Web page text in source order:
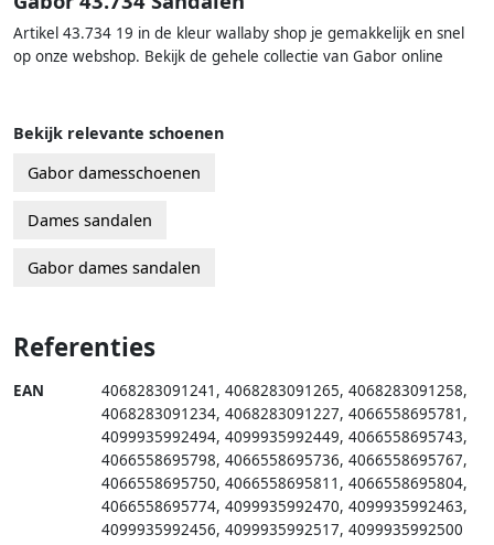
Artikel 43.734 19 in de kleur wallaby shop je gemakkelijk en snel
op onze webshop. Bekijk de gehele collectie van Gabor online
Bekijk relevante schoenen
Gabor damesschoenen
Dames sandalen
Gabor dames sandalen
Referenties
EAN 4068283091241 , 4068283091265, 4068283091258,
4068283091234, 4068283091227, 4066558695781 ,
4099935992494, 4099935992449, 4066558695743,
4066558695798, 4066558695736, 4066558695767,
4066558695750, 4066558695811 , 4066558695804,
4066558695774, 4099935992470, 4099935992463,
4099935992456, 4099935992517, 4099935992500